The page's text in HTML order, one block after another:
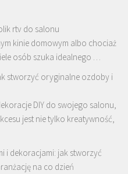
rtv do salonu
kinie domowym albo chociaż
osób szuka idealnego …
stworzyć oryginalne ozdoby i
DIY do swojego salonu,
jest nie tylko kreatywność,
i dekoracjami: jak stworzyć
na co dzień